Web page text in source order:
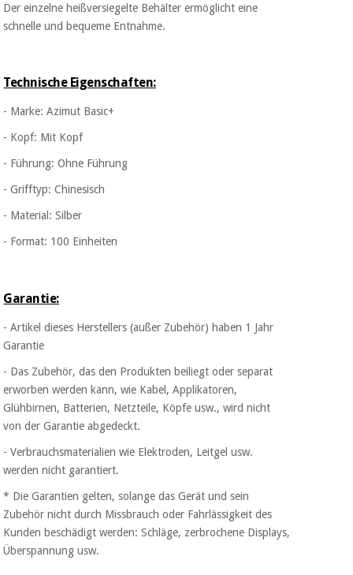
Der einzelne heißversiegelte Behälter ermöglicht eine
schnelle und bequeme Entnahme.
Technische Eigenschaften:
- Marke: Azimut Basic+
- Kopf: Mit Kopf
- Führung: Ohne Führung
- Grifftyp: Chinesisch
- Material: Silber
- Format: 100 Einheiten
Garantie:
- Artikel dieses Herstellers (außer Zubehör) haben 1 Jahr
Garantie
- Das Zubehör, das den Produkten beiliegt oder separat
erworben werden kann, wie Kabel, Applikatoren,
Glühbirnen, Batterien, Netzteile, Köpfe usw., wird nicht
von der Garantie abgedeckt.
- Verbrauchsmaterialien wie Elektroden, Leitgel usw.
werden nicht garantiert.
* Die Garantien gelten, solange das Gerät und sein
Zubehör nicht durch Missbrauch oder Fahrlässigkeit des
Kunden beschädigt werden: Schläge, zerbrochene Displays,
Überspannung usw.